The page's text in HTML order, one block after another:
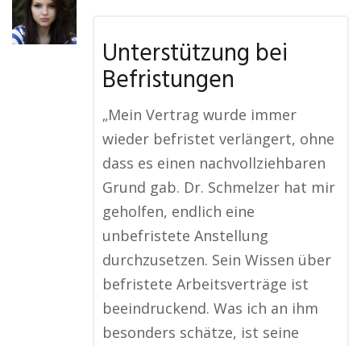
Unterstützung bei
Befristungen
„Mein Vertrag wurde immer
wieder befristet verlängert, ohne
dass es einen nachvollziehbaren
Grund gab. Dr. Schmelzer hat mir
geholfen, endlich eine
unbefristete Anstellung
durchzusetzen. Sein Wissen über
befristete Arbeitsverträge ist
beeindruckend. Was ich an ihm
besonders schätze, ist seine